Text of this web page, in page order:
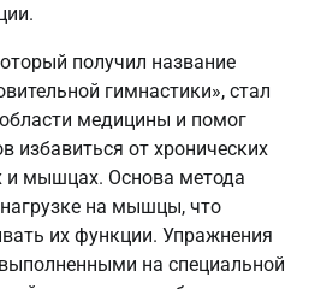
получил название
гимнастики», стал
медицины и помог
избавиться от хронических
и мышцах. Основа метода
на мышцы, что
их функции. Упражнения
на специальной